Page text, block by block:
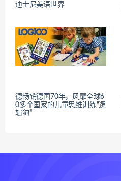
迪士尼美语世界
德畅销德国70年，风靡全球6
0多个国家的儿童思维训练“逻
辑狗”